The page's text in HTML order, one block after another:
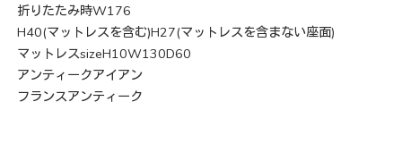
折りたたみ時W176
H40(マットレスを含む)H27(マットレスを含まない座面)
マットレスsizeH10W130D60
アンティークアイアン
フランスアンティーク